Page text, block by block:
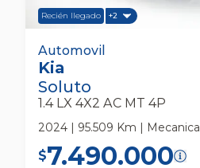
Recién llegado +2
Kia Soluto 1.4 Lx 4x2 Ac
Automovil
Kia
Soluto
1.4 LX 4X2 AC MT 4P
2024 | 95.509 Km |
$7.490.000